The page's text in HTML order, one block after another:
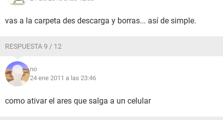
vas a la carpeta des descarga y borras... así de simple.
RESPUESTA 9 / 12
no
24 ene 2011 a las 23:46
como ativar el ares que salga a un celular